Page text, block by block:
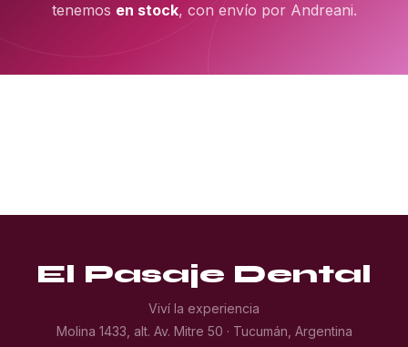
tenemos en stock, con envío por Andreani.
El Pasaje Dental
Viví la experiencia
Molina 1433, alt. Av. Mitre 50 · Tucumán, Argentina